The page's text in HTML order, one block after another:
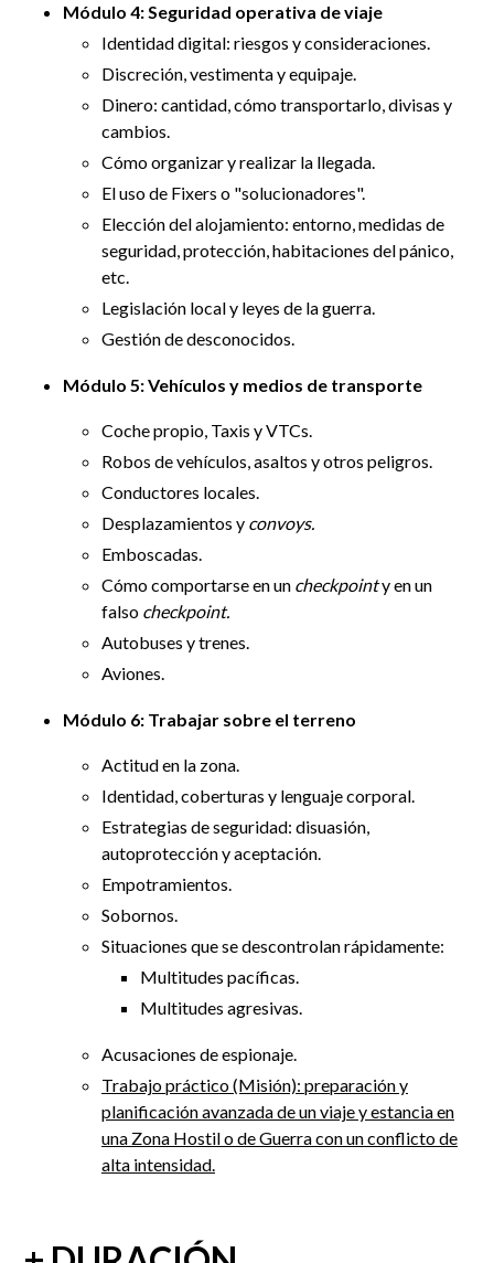
Módulo 4: Seguridad operativa de viaje
Identidad digital: riesgos y consideraciones.
Discreción, vestimenta y equipaje.
Dinero: cantidad, cómo transportarlo, divisas y
cambios.
Cómo organizar y realizar la llegada.
El uso de Fixers o "solucionadores".
Elección del alojamiento: entorno, medidas de
seguridad, protección, habitaciones del pánico,
etc.
Legislación local y leyes de la guerra.
Gestión de desconocidos.
Módulo 5: Vehículos y medios de transporte
Coche propio, Taxis y VTCs.
Robos de vehículos, asaltos y otros peligros.
Conductores locales.
Desplazamientos y convoys.
Emboscadas.
Cómo comportarse en un checkpointy en un
falso checkpoint.
Autobuses y trenes.
Aviones.
Módulo 6: Trabajar sobre el terreno
Actitud en la zona.
Identidad, coberturas y lenguaje corporal.
Estrategias de seguridad: disuasión,
autoprotección y aceptación.
Empotramientos.
Sobornos.
Situaciones que se descontrolan rápidamente:
Multitudes pacíficas.
Multitudes agresivas.
Acusaciones de espionaje.
Trabajo práctico (Misión): preparación y
planificación avanzada de un viaje y estancia en
una Zona Hostil o de Guerra con un conflicto de
alta intensidad.